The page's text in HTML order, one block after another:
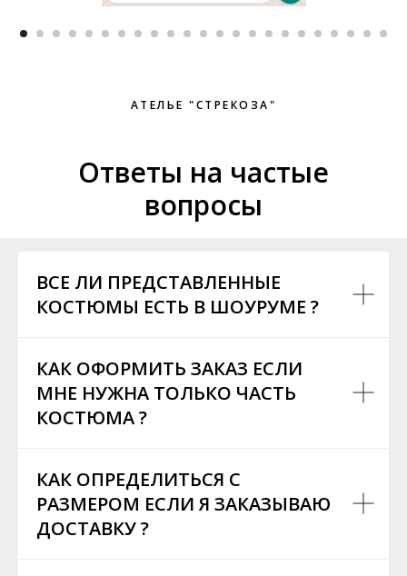
АТЕЛЬЕ "СТРЕКОЗА"
Ответы на частые
вопросы
ВСЕ ЛИ ПРЕДСТАВЛЕННЫЕ
КОСТЮМЫ ЕСТЬ В ШОУРУМЕ ?
КАК ОФОРМИТЬ ЗАКАЗ ЕСЛИ
МНЕ НУЖНА ТОЛЬКО ЧАСТЬ
КОСТЮМА ?
КАК ОПРЕДЕЛИТЬСЯ С
РАЗМЕРОМ ЕСЛИ Я ЗАКАЗЫВАЮ
ДОСТАВКУ ?